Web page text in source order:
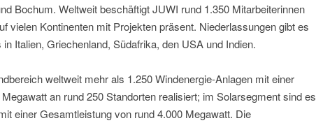
Bochum. Weltweit beschäftigt JUWI rund 1.350 Mitarbeiterinnen
vielen Kontinenten mit Projekten präsent. Niederlassungen gibt es
Italien, Griechenland, Südafrika, den USA und Indien.
weltweit mehr als 1.250 Windenergie-Anlagen mit einer
an rund 250 Standorten realisiert; im Solarsegment sind es
einer Gesamtleistung von rund 4.000 Megawatt. Die